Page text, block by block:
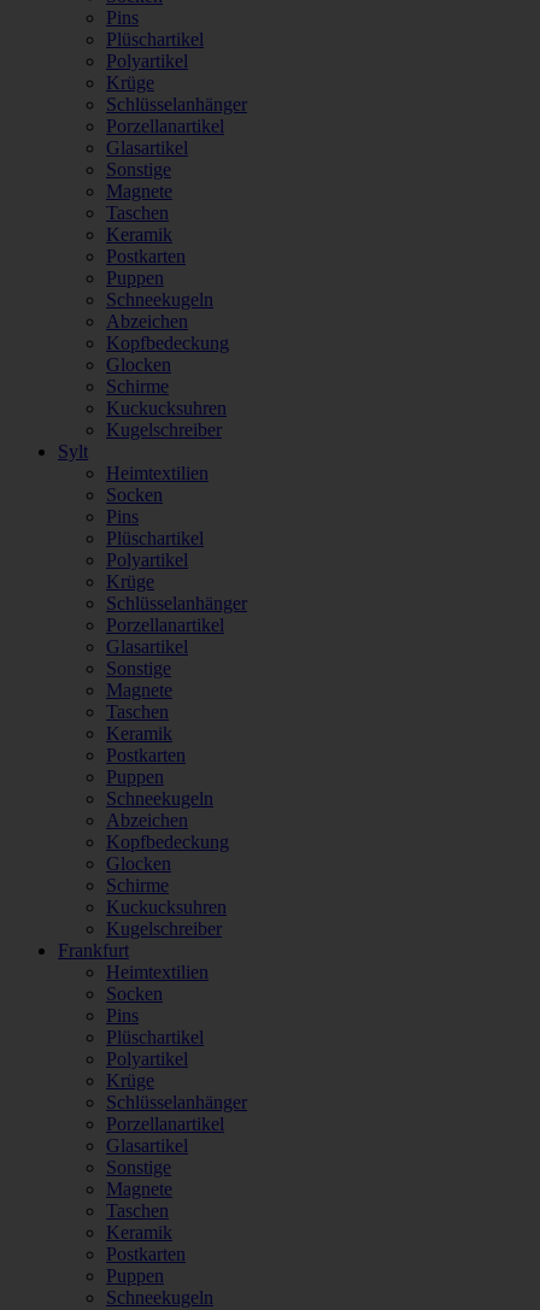
Pins
Plüschartikel
Polyartikel
Krüge
Schlüsselanhänger
Porzellanartikel
Glasartikel
Sonstige
Magnete
Taschen
Keramik
Postkarten
Puppen
Schneekugeln
Abzeichen
Kopfbedeckung
Glocken
Schirme
Kuckucksuhren
Kugelschreiber
Sylt
Heimtextilien
Socken
Pins
Plüschartikel
Polyartikel
Krüge
Schlüsselanhänger
Porzellanartikel
Glasartikel
Sonstige
Magnete
Taschen
Keramik
Postkarten
Puppen
Schneekugeln
Abzeichen
Kopfbedeckung
Glocken
Schirme
Kuckucksuhren
Kugelschreiber
Frankfurt
Heimtextilien
Socken
Pins
Plüschartikel
Polyartikel
Krüge
Schlüsselanhänger
Porzellanartikel
Glasartikel
Sonstige
Magnete
Taschen
Keramik
Postkarten
Puppen
Schneekugeln